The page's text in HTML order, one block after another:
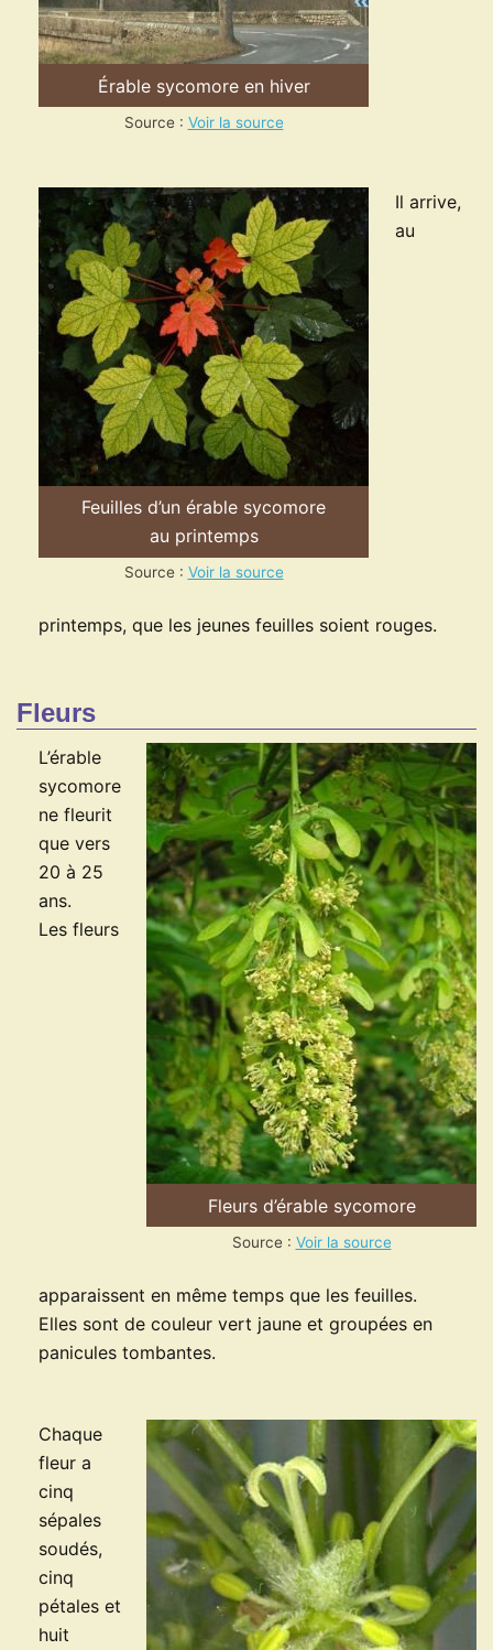
Érable sycomore en hiver
Source : Voir la source
Feuilles d’un érable sycomore
au printemps
Source : Voir la source
Il arrive,
au
printemps, que les jeunes feuilles soient rouges.
Fleurs
Fleurs d’érable sycomore
Source : Voir la source
L’érable
sycomore
ne fleurit
que vers
20 à 25
ans.
Les fleurs
apparaissent en même temps que les feuilles.
Elles sont de couleur vert jaune et groupées en
panicules tombantes.
Chaque
fleur a
cinq
sépales
soudés,
cinq
pétales et
huit